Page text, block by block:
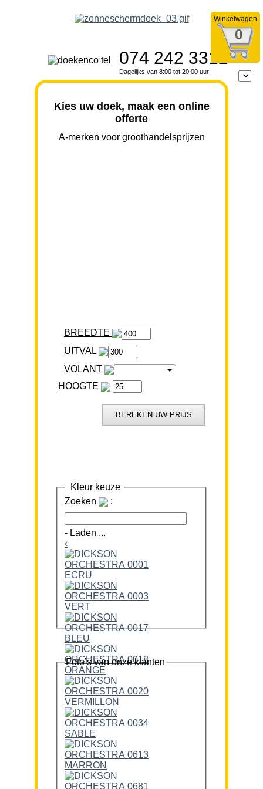
Winkelwagen
0
074 242 3312
Dagelijks van 8:00 tot 20:00 uur
Kies uw doek, maak een online
offerte
A-merken voor groothandelsprijzen
BREEDTE
VOLANT
HOOGTE
Kleur keuze
Zoeken
:
- Laden ...
‹
Foto’s van onze klanten